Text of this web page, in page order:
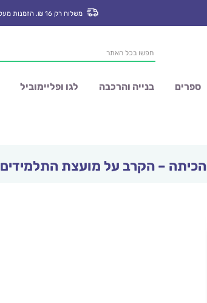
משלוח רק 16 ₪. הזמנות מעל 250 ₪ משלוח נק’ איסוף חינם
Products
search
ספרים בנייה והרכבה לגו ופליימוביל
הכיתה – הקרב על מועצת התלמידים